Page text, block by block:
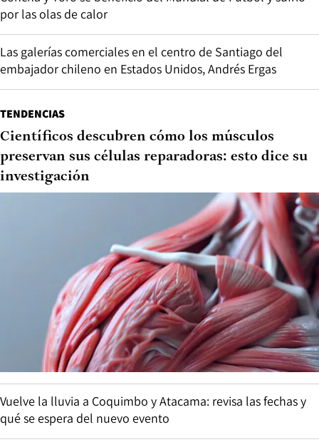
por las olas de calor
Las galerías comerciales en el centro de Santiago del
embajador chileno en Estados Unidos, Andrés Ergas
TENDENCIAS
Científicos descubren cómo los músculos
preservan sus células reparadoras: esto dice su
investigación
Vuelve la lluvia a Coquimbo y Atacama: revisa las fechas y
qué se espera del nuevo evento